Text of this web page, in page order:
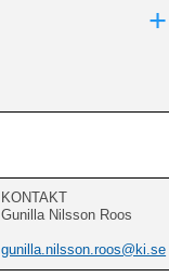
+
KONTAKT
Gunilla Nilsson Roos
gunilla.nilsson.roos@ki.se